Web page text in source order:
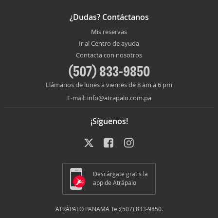
¿Dudas? Contáctanos
Mis reservas
Ir al Centro de ayuda
Contacta con nosotros
(507) 833-9850
Llámanos de lunes a viernes de 8 am a 6 pm
E-mail: info@atrapalo.com.pa
¡Síguenos!
Descárgate gratis la
app de Atrápalo
ATRÁPALO PANAMA Tel:(507) 833-9850.